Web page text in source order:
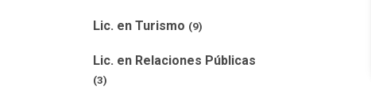
Lic. en Turismo (9)
Lic. en Relaciones Públicas
(3)